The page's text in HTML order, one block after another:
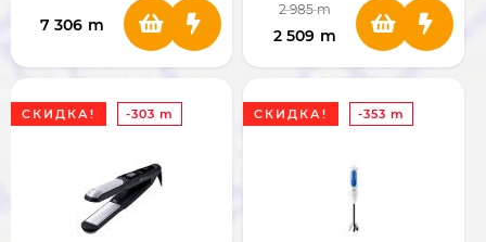
7 306 m
2 985 m
2 509 m
СКИДКА! -303 m СКИДКА! -353 m